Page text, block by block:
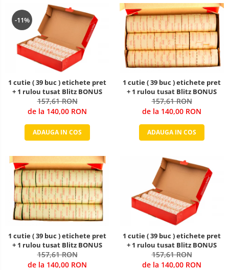
-11%
1 cutie ( 39 buc ) etichete pret
+ 1 rulou tusat Blitz BONUS
157,61 RON
de la 140,00 RON
ADAUGA IN COS
1 cutie ( 39 buc ) etichete pret
+ 1 rulou tusat Blitz BONUS
157,61 RON
de la 140,00 RON
ADAUGA IN COS
1 cutie ( 39 buc ) etichete pret
+ 1 rulou tusat Blitz BONUS
157,61 RON
de la 140,00 RON
1 cutie ( 39 buc ) etichete pret
+ 1 rulou tusat Blitz BONUS
157,61 RON
de la 140,00 RON